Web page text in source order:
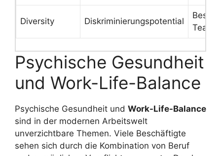
Diversity Diskriminierungspotential
Psychische Gesundheit
und Work-Life-Balance
Psychische Gesundheit und Work-Life-Balance
sind in der modernen Arbeitswelt
unverzichtbare Themen. Viele Beschäftigte
sehen sich durch die Kombination von Beruf